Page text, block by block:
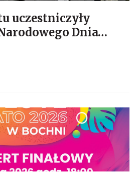
uczestniczyły
Dnia…